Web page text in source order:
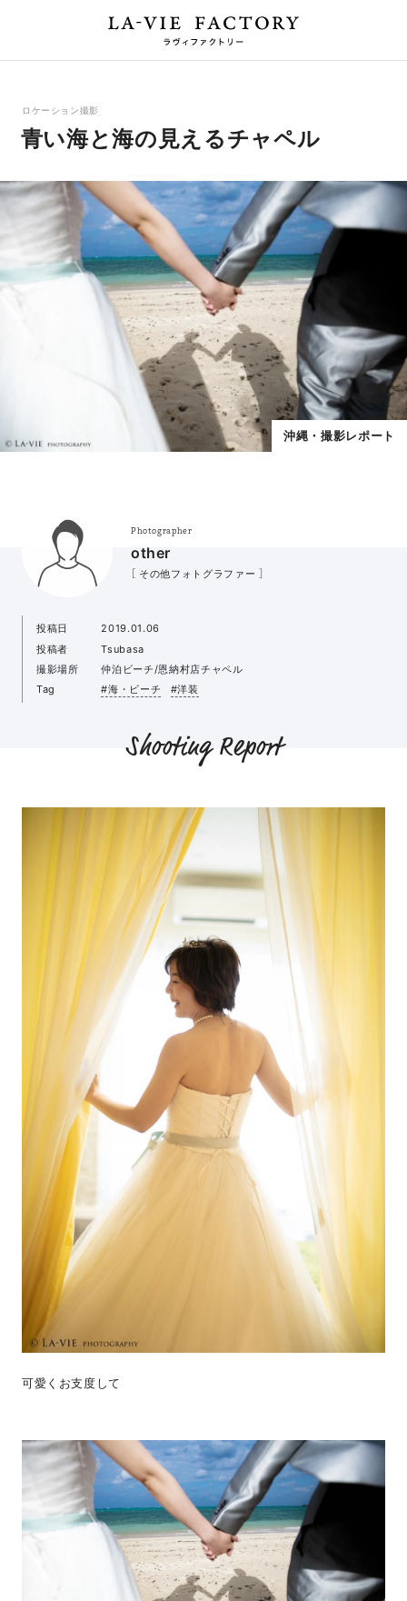
ロケーション撮影
青い海と海の見えるチャペル
沖縄・撮影レポート
Photographer
other
［ その他フォトグラファー ］
投稿日
2019.01.06
投稿者
Tsubasa
撮影場所
仲泊ビーチ/恩納村店チャペル
Tag
#海・ビーチ #洋装
Shooting Report
可愛くお支度して